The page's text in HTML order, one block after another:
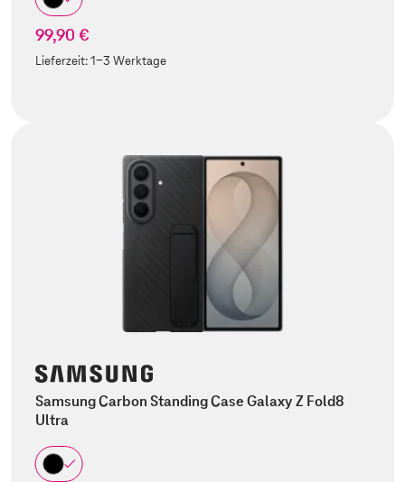
99,90 €
Lieferzeit:1-3 Werktage
Samsung Carbon Standing Case Galaxy Z Fold8
Ultra